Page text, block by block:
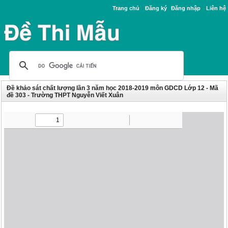
Trang chủ Đăng ký Đăng nhập Liên hệ
Đề khảo sát chất lượng lần 3 năm học 2018-2019 môn GDCD Lớp 12 - Mã
đề 303 - Trường THPT Nguyễn Viết Xuân